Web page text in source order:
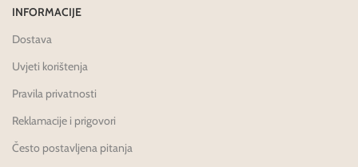
INFORMACIJE
Dostava
Uvjeti korištenja
Pravila privatnosti
Reklamacije i prigovori
Često postavljena pitanja